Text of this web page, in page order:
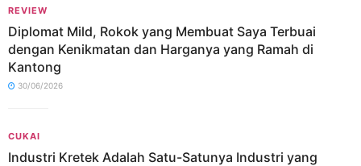
REVIEW
Diplomat Mild, Rokok yang Membuat Saya Terbuai
dengan Kenikmatan dan Harganya yang Ramah di
Kantong
30/06/2026
CUKAI
Industri Kretek Adalah Satu-Satunya Industri yang